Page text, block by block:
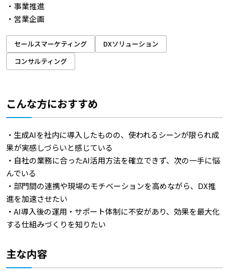
・事業推進
・営業企画
セールスマーケティング
DXソリューション
コンサルティング
こんな方におすすめ
・生成AIを社内に導入したものの、使われるシーンが限られ成
果が実感しづらいと感じている
・自社の業務に合ったAI活用方法を確立できず、次の一手に悩
んでいる
・部門間の連携や現場のモチベーションを高めながら、DX推
進を加速させたい
・AI導入後の運用・サポート体制に不安があり、効果を最大化
する仕組みづくりを知りたい
主な内容